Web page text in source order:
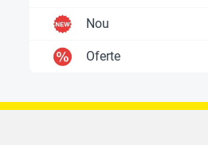
Nou
Oferte